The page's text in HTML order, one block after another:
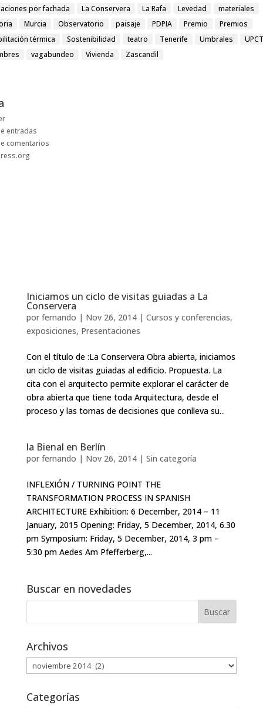
por fachada
La Conservera La Rafa Levedad
materiales
Murcia Observatorio paisaje PDPIA Premio
Premios
térmica
Sostenibilidad teatro Tenerife Umbrales
UPCT
vagabundeo Vivienda Zascandil
entradas
comentarios
Iniciamos un ciclo de visitas guiadas a La
Conservera
por fernando | Nov 26, 2014| Cursos y conferencias,
exposiciones, Presentaciones
Con el título de :La Conservera Obra abierta, iniciamos
un ciclo de visitas guiadas al edificio. Propuesta. La
cita con el arquitecto permite explorar el carácter de
obra abierta que tiene toda Arquitectura, desde el
proceso y las tomas de decisiones que conlleva su...
la Bienal en Berlín
por fernando | Nov 26, 2014| Sin categoría
INFLEXIÓN / TURNING POINT THE
TRANSFORMATION PROCESS IN SPANISH
ARCHITECTURE Exhibition: 6 December, 2014 – 11
January, 2015 Opening: Friday, 5 December, 2014, 6.30
pm Symposium: Friday, 5 December, 2014, 3 pm –
5:30 pm Aedes Am Pfefferberg,...
Buscar en novedades
Archivos
Archivos
Categorías